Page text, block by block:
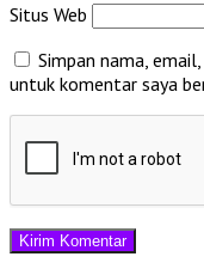
Situs Web
Simpan nama,
untuk komentar saya